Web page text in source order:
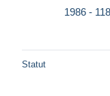
1986 -
Statut